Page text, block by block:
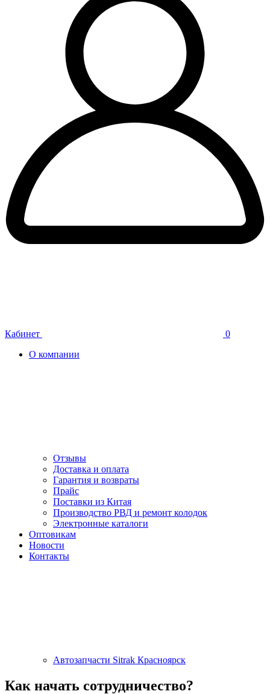
Кабинет
0
О компании
Отзывы
Доставка и оплата
Гарантия и возвраты
Прайс
Поставки из Китая
Производство РВД и ремонт колодок
Электронные каталоги
Оптовикам
Новости
Контакты
Автозапчасти Sitrak Красноярск
Как начать сотрудничество?